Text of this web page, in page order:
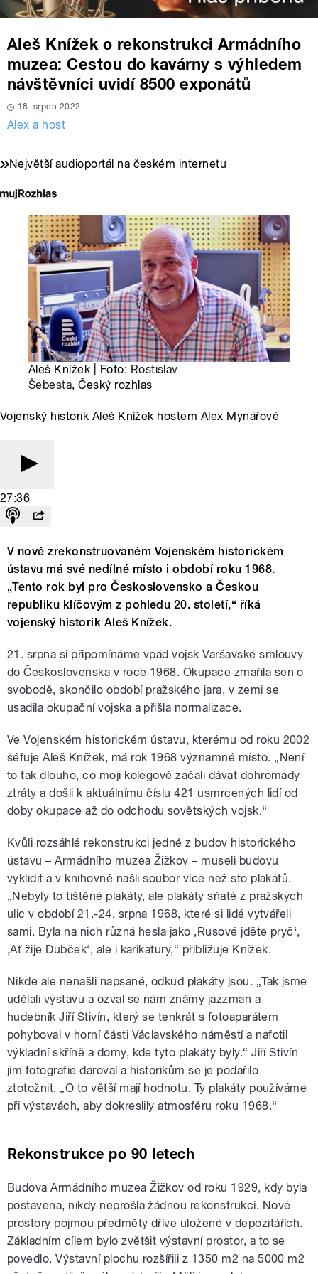
Aleš Knížek o rekonstrukci Armádního
muzea: Cestou do kavárny s výhledem
návštěvníci uvidí 8500 exponátů
18. srpen 2022
Alex a host
Největší audioportál na českém internetu
Aleš Knížek | Foto: Rostislav
Šebesta, Český rozhlas
Vojenský historik Aleš Knížek hostem Alex Mynářové
27:36
V nově zrekonstruovaném Vojenském historickém
ústavu má své nedílné místo i období roku 1968.
„Tento rok byl pro Československo a Českou
republiku klíčovým z pohledu 20. století,“ říká
vojenský historik Aleš Knížek.
21. srpna si připomínáme vpád vojsk Varšavské smlouvy
do Československa v roce 1968. Okupace zmařila sen o
svobodě, skončilo období pražského jara, v zemi se
usadila okupační vojska a přišla normalizace.
Ve Vojenském historickém ústavu, kterému od roku 2002
šéfuje Aleš Knížek, má rok 1968 významné místo. „Není
to tak dlouho, co moji kolegové začali dávat dohromady
ztráty a došli k aktuálnímu číslu 421 usmrcených lidí od
doby okupace až do odchodu sovětských vojsk.“
Kvůli rozsáhlé rekonstrukci jedné z budov historického
ústavu – Armádního muzea Žižkov – museli budovu
vyklidit a v knihovně našli soubor více než sto plakátů.
„Nebyly to tištěné plakáty, ale plakáty sňaté z pražských
ulic v období 21.-24. srpna 1968, které si lidé vytvářeli
sami. Byla na nich různá hesla jako ‚Rusové jděte pryč‘,
‚Ať žije Dubček‘, ale i karikatury,“ přibližuje Knížek.
Nikde ale nenašli napsané, odkud plakáty jsou. „Tak jsme
udělali výstavu a ozval se nám známý jazzman a
hudebník Jiří Stivín, který se tenkrát s fotoaparátem
pohyboval v horní části Václavského náměstí a nafotil
výkladní skříně a domy, kde tyto plakáty byly.“ Jiří Stivín
jim fotografie daroval a historikům se je podařilo
ztotožnit. „O to větší mají hodnotu. Ty plakáty používáme
při výstavách, aby dokreslily atmosféru roku 1968.“
Rekonstrukce po 90 letech
Budova Armádního muzea Žižkov od roku 1929, kdy byla
postavena, nikdy neprošla žádnou rekonstrukcí. Nové
prostory pojmou předměty dříve uložené v depozitářích.
Základním cílem bylo zvětšit výstavní prostor, a to se
povedlo. Výstavní plochu rozšířili z 1350 m2 na 5000 m2